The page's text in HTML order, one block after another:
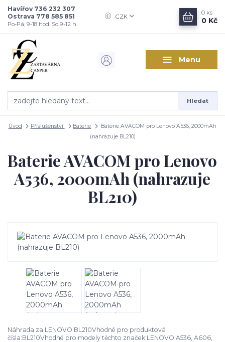
Menu
CZK
Hledat
Havířov 736 232 307
Ostrava 778 585 851
Po-Pá, 9-18 hod. So 9-12 h.
0 ks
0 Kč
Úvod Příslušenství Baterie
Baterie AVACOM pro Lenovo A536, 2000mAh
(nahrazuje BL210)
Baterie AVACOM pro Lenovo
A536, 2000mAh (nahrazuje
BL210)
Náhrada za LENOVO BL210Vhodné pro produktová
čísla:BL210Vhodné pro modely těchto značek:LENOVO:A536, A606,